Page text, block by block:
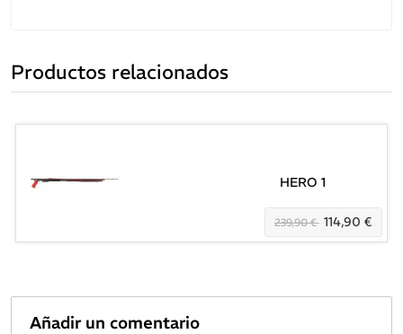
Productos relacionados
HERO 1
239,90 € 114,90 €
Añadir un comentario